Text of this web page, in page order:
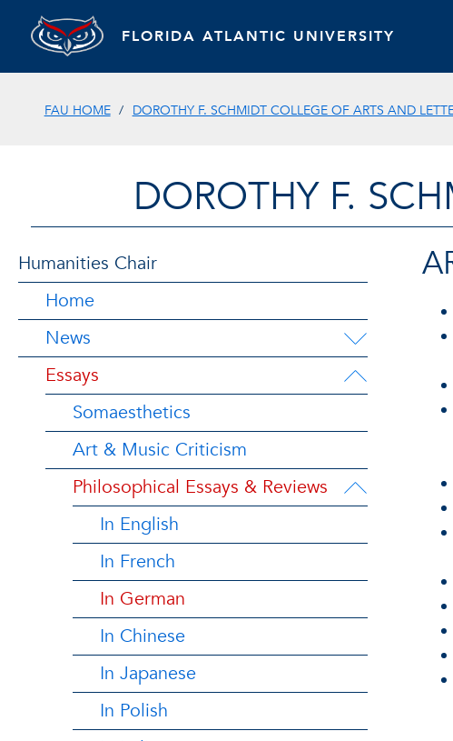
FLORIDA ATLANTIC UNIVERSITY
FAU HOME DOROTHY F. SCHMIDT COLLEGE OF ARTS AND
DOROTHY F.
Humanities Chair
Home
News
Essays
Somaesthetics
Art & Music Criticism
Philosophical Essays & Reviews
In English
In French
In German
In Chinese
In Japanese
In Polish